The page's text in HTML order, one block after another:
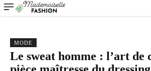
MODE
Le sweat homme : l’art de